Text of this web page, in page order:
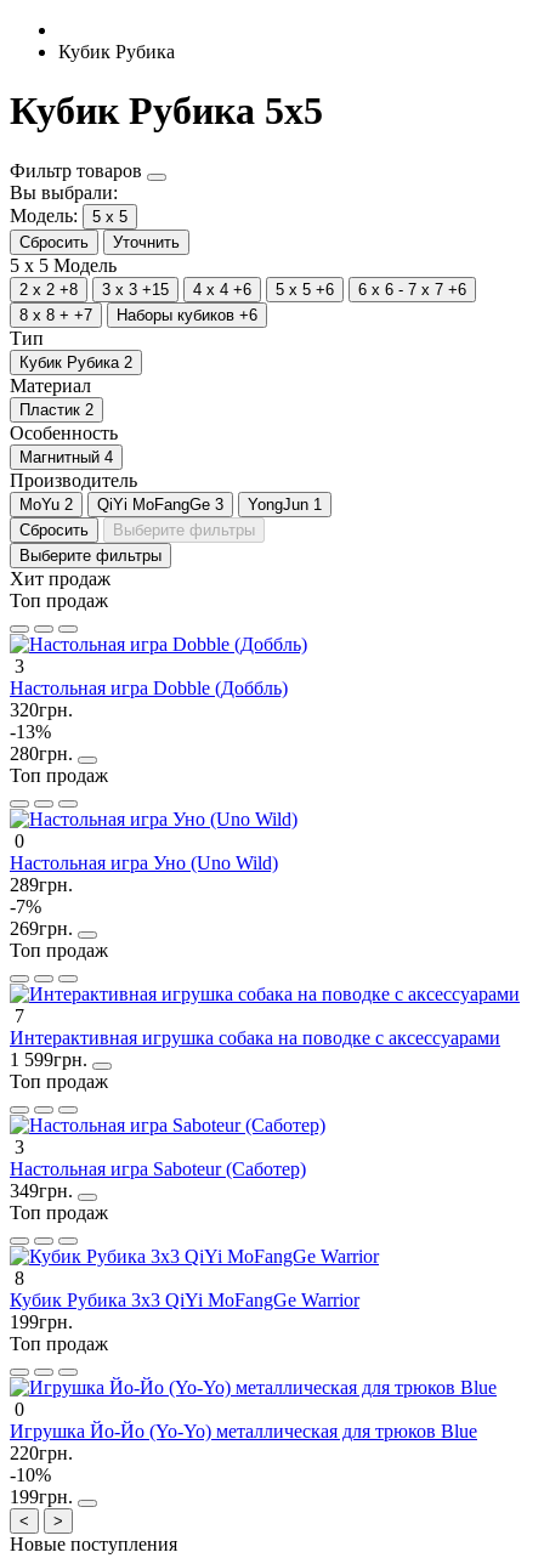
Кубик Рубика
Кубик Рубика 5х5
Фильтр товаров
Вы выбрали:
Модель:
5 x 5
Сбросить
Уточнить
5 x 5 Модель
2 x 2 +8 3 x 3 +15 4 x 4 +6 5 x 5 +6 6 x 6 - 7 x 7 +6
8 x 8 + +7 Наборы кубиков +6
Тип
Кубик Рубика 2
Материал
Пластик 2
Особенность
Магнитный 4
Производитель
MoYu 2 QiYi MoFangGe 3 YongJun 1
Сбросить
Выберите фильтры
Выберите фильтры
Хит продаж
Топ продаж
3
Настольная игра Dobble (Доббль)
320грн.
-13%
280грн.
Топ продаж
0
Настольная игра Уно (Uno Wild)
289грн.
-7%
269грн.
Топ продаж
7
Интерактивная игрушка собака на поводке с аксессуарами
1 599грн.
Топ продаж
3
Настольная игра Saboteur (Саботер)
349грн.
Топ продаж
8
Кубик Рубика 3х3 QiYi MoFangGe Warrior
199грн.
Топ продаж
0
Игрушка Йо-Йо (Yo-Yo) металлическая для трюков Blue
220грн.
-10%
199грн.
< >
Новые поступления